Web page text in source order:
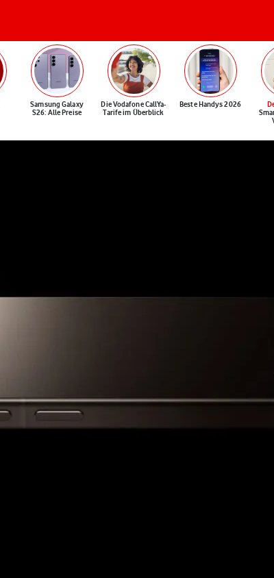
Samsung Galaxy
S26: Alle Preise
Die Vodafone CallYa-
Tarife im Überblick
Beste Handys 2026